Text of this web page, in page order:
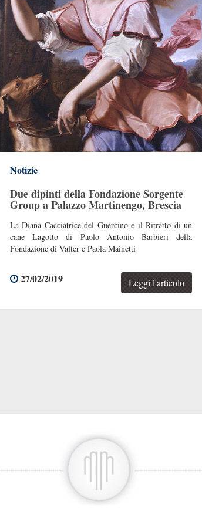
Notizie
Due dipinti della Fondazione Sorgente
Group a Palazzo Martinengo, Brescia
La Diana Cacciatrice del Guercino e il Ritratto di un
cane Lagotto di Paolo Antonio Barbieri della
Fondazione di Valter e Paola Mainetti
27/02/2019 Leggi l'articolo